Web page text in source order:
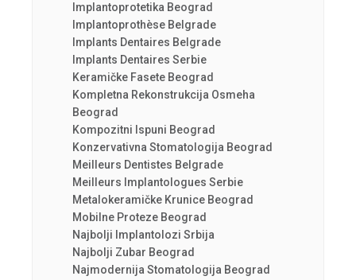
Implantoprotetika Beograd
Implantoprothèse Belgrade
Implants Dentaires Belgrade
Implants Dentaires Serbie
Keramičke Fasete Beograd
Kompletna Rekonstrukcija Osmeha
Beograd
Kompozitni Ispuni Beograd
Konzervativna Stomatologija Beograd
Meilleurs Dentistes Belgrade
Meilleurs Implantologues Serbie
Metalokeramičke Krunice Beograd
Mobilne Proteze Beograd
Najbolji Implantolozi Srbija
Najbolji Zubar Beograd
Najmodernija Stomatologija Beograd